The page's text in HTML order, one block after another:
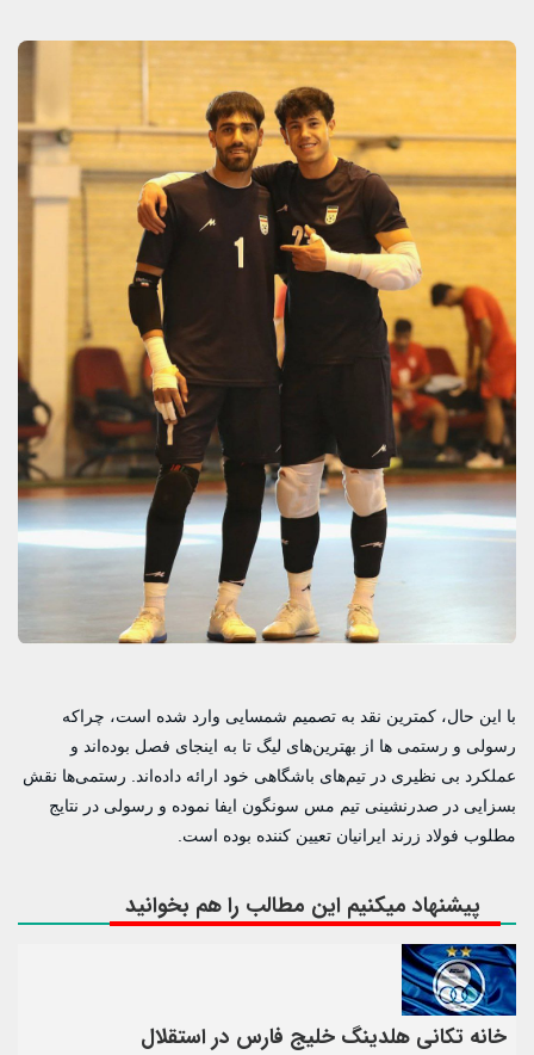
با این حال، کمترین نقد به تصمیم شمسایی وارد شده است، چراکه
رسولی و رستمی ها از بهترین‌های لیگ تا به اینجای فصل بوده‌اند و
عملکرد بی نظیری در تیم‌های باشگاهی خود ارائه داده‌اند. رستمی‌ها نقش
بسزایی در صدرنشینی تیم مس سونگون ایفا نموده و رسولی در نتایج
مطلوب فولاد زرند ایرانیان تعیین کننده بوده است.
پیشنهاد میکنیم این مطالب را هم بخوانید
خانه تکانی هلدینگ خلیج فارس در استقلال